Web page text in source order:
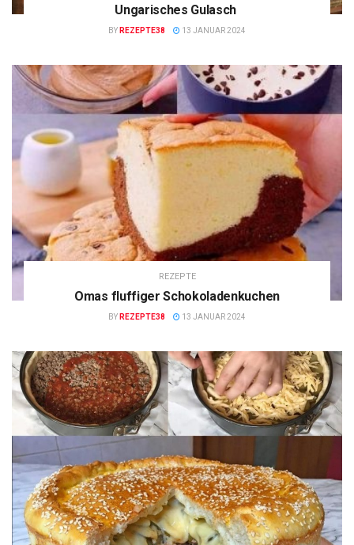
Ungarisches Gulasch
BY REZEPTE38 13 JANUAR 2024
REZEPTE
Omas fluffiger Schokoladenkuchen
BY REZEPTE38 13 JANUAR 2024